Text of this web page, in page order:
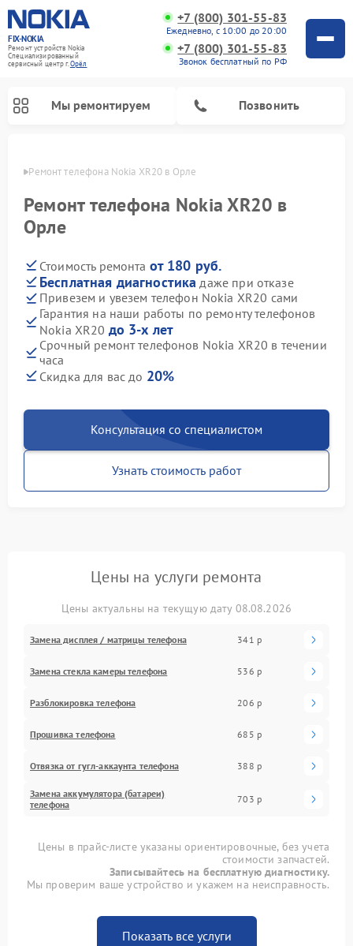
FIX-NOKIA
Ремонт устройств Nokia
Специализированный
cервисный центр г.Орёл
+7 (800) 301-55-83
Ежедневно, с 10:00 до 20:00
+7 (800) 301-55-83
Звонок бесплатный по РФ
Мы ремонтируем Позвонить
Ремонт телефона Nokia XR20 в Орле
Ремонт телефона Nokia XR20 в
Орле
Стоимость ремонта от 180 руб.
Бесплатная диагностика даже при отказе
Привезем и увезем телефон Nokia XR20 сами
Гарантия на наши работы по ремонту телефонов
Nokia XR20 до 3-х лет
Срочный ремонт телефонов Nokia XR20 в течении
часа
Скидка для вас до 20%
Консультация со специалистом
Узнать стоимость работ
Цены на услуги ремонта
Цены актуальны на текущую дату 08.08.2026
Замена дисплея / матрицы телефона 341 р
Замена стекла камеры телефона 536 р
Разблокировка телефона 206 р
Прошивка телефона 685 р
Отвязка от гугл-аккаунта телефона 388 р
Замена аккумулятора (батареи)
телефона
703 р
Цены в прайс-листе указаны ориентировочные, без учета
стоимости запчастей.
Записывайтесь на бесплатную диагностику.
Мы проверим ваше устройство и укажем на неисправность.
Показать все услуги